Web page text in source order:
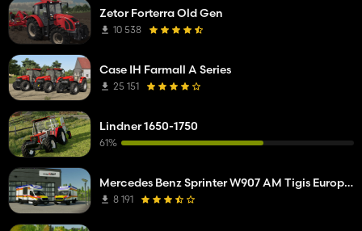
Zetor Forterra Old Gen
10 538
Case IH Farmall A Series
25 151
Lindner 1650-1750
61%
Mercedes Benz Sprinter W907 AM Tigis Europa RTW
8 191